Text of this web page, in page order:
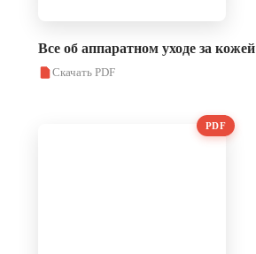
Все об аппаратном уходе за кожей
Скачать PDF
PDF